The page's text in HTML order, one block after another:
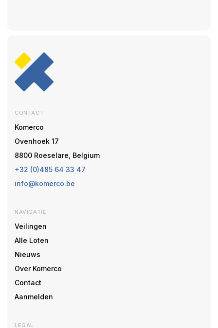
CONTACT
Komerco
Ovenhoek 17
8800 Roeselare, Belgium
+32 (0)485 64 33 47
info@komerco.be
NAVIGATIE
Veilingen
Alle Loten
Nieuws
Over Komerco
Contact
Aanmelden
LEGAL